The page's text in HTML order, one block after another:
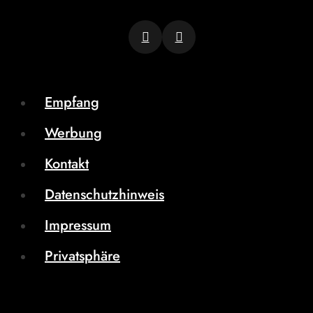
Empfang
Werbung
Kontakt
Datenschutzhinweis
Impressum
Privatsphäre